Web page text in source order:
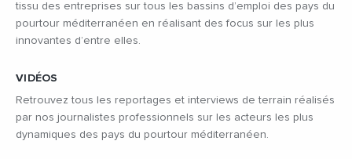
tissu des entreprises sur tous les bassins d’emploi des pays du
pourtour méditerranéen en réalisant des focus sur les plus
innovantes d’entre elles.
VIDÉOS
Retrouvez tous les reportages et interviews de terrain réalisés
par nos journalistes professionnels sur les acteurs les plus
dynamiques des pays du pourtour méditerranéen.